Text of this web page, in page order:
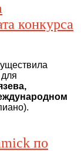
конкурса
по